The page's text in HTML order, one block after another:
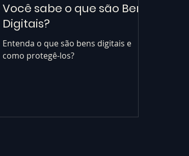
Você sabe o que são Bens
Digitais?
Entenda o que são bens digitais e
como protegê-los?